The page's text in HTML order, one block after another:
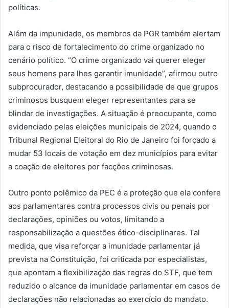
políticas.
Além da impunidade, os membros da PGR também alertam
para o risco de fortalecimento do crime organizado no
cenário político. “O crime organizado vai querer eleger
seus homens para lhes garantir imunidade”, afirmou outro
subprocurador, destacando a possibilidade de que grupos
criminosos busquem eleger representantes para se
blindar de investigações. A situação é preocupante, como
evidenciado pelas eleições municipais de 2024, quando o
Tribunal Regional Eleitoral do Rio de Janeiro foi forçado a
mudar 53 locais de votação em dez municípios para evitar
a coação de eleitores por facções criminosas.
Outro ponto polêmico da PEC é a proteção que ela confere
aos parlamentares contra processos civis ou penais por
declarações, opiniões ou votos, limitando a
responsabilização a questões ético-disciplinares. Tal
medida, que visa reforçar a imunidade parlamentar já
prevista na Constituição, foi criticada por especialistas,
que apontam a flexibilização das regras do STF, que tem
reduzido o alcance da imunidade parlamentar em casos de
declarações não relacionadas ao exercício do mandato.